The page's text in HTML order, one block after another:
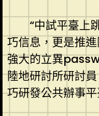
“中試平臺上
巧信息，更是推
強大的立異
陸地研討所研討
巧研發公共辦事